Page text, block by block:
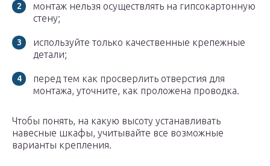
монтаж нельзя осуществлять на гипсокартонную
стену;
используйте только качественные крепежные
детали;
перед тем как просверлить отверстия для
монтажа, уточните, как проложена проводка.
Чтобы понять, на какую высоту устанавливать
навесные шкафы, учитывайте все возможные
варианты крепления.